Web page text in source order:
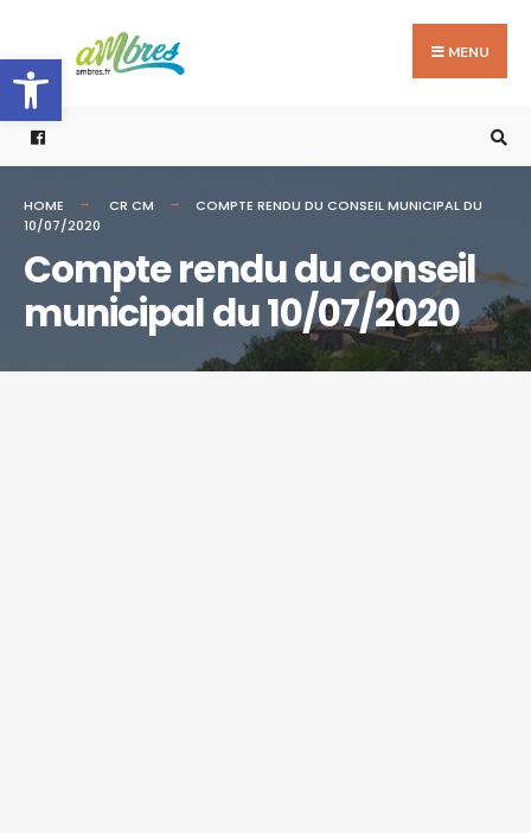
Ouvrir la barre d’outils
to
content
MENU
HOME CR CM
COMPTE RENDU DU CONSEIL MUNICIPAL DU
10/07/2020
Compte rendu du conseil
municipal du 10/07/2020
for: